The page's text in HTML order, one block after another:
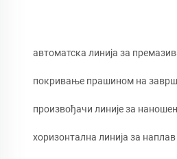
автоматска линија за
покривање прашином на
произвођачи линије за
хоризонтална линија за